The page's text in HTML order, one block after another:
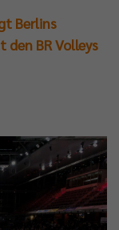
Berlins
BR Volleys